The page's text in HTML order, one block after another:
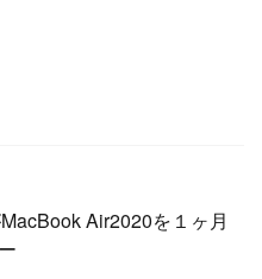
Air2020を１ヶ月